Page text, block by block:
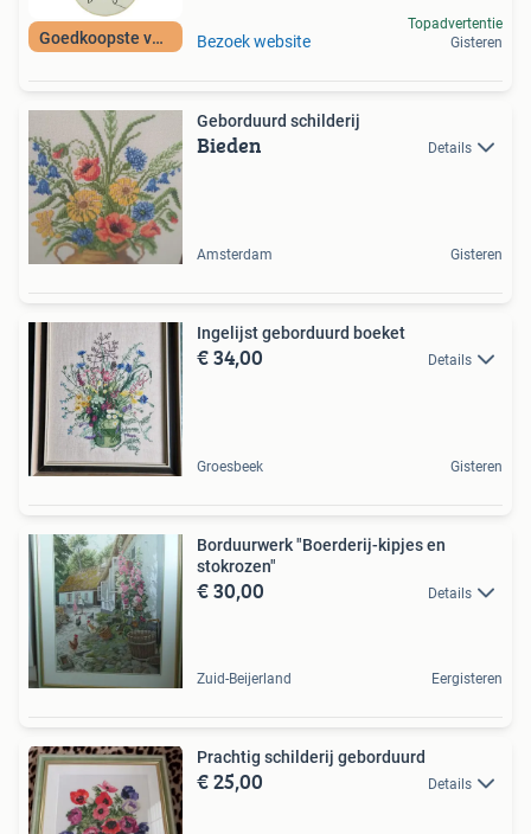
Goedkoopste van NL Bezoek website
Topadvertentie
Gisteren
Geborduurd schilderij
Bieden Details
Amsterdam Gisteren
Ingelijst geborduurd boeket
€ 34,00 Details
Groesbeek Gisteren
Borduurwerk "Boerderij-kipjes en
stokrozen"
€ 30,00 Details
Zuid-Beijerland Eergisteren
Prachtig schilderij geborduurd
€ 25,00 Details